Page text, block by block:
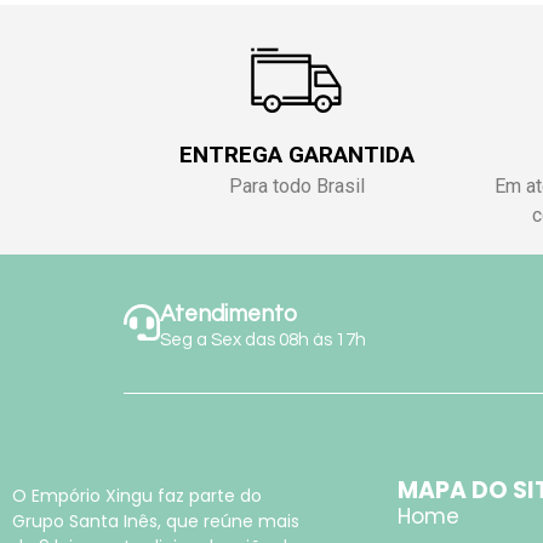
ENTREGA GARANTIDA
Para todo Brasil
Em
Atendimento
Seg a Sex das 08h às 17h
O Empório Xingu faz parte do
Grupo Santa Inês, que reúne mais
MAPA DO
Home